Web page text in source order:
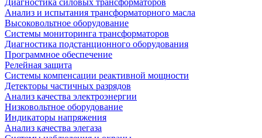
Диагностика силовых трансформаторов
Анализ и испытания трансформаторного масла
Высоковольтное оборудование
Системы мониторинга трансформаторов
Диагностика подстанционного оборудования
Программное обеспечение
Релейная защита
Системы компенсации реактивной мощности
Детекторы частичных разрядов
Анализ качества электроэнергии
Низковольтное оборудование
Индикаторы напряжения
Анализ качества элегаза